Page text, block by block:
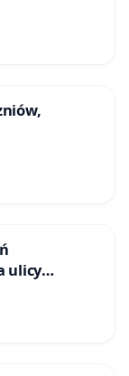
ulicy